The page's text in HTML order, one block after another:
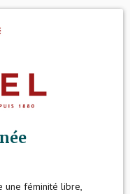
une féminité libre,